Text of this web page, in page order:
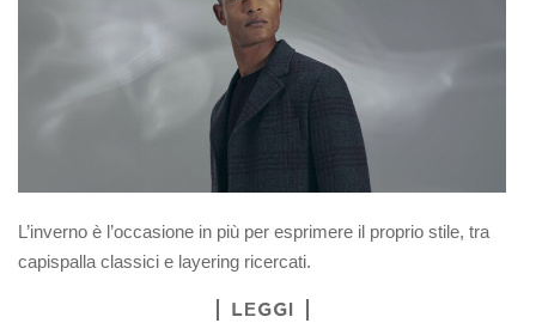
L’inverno è l’occasione in più per esprimere il proprio stile, tra
capispalla classici e layering ricercati.
LEGGI